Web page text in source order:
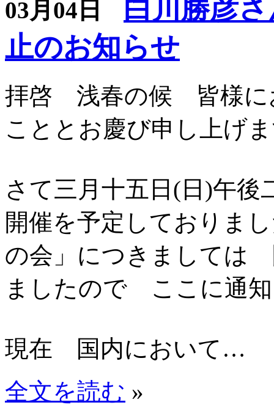
03月04日
白川勝彦
止のお知らせ
拝啓 浅春の候 皆様に
こととお慶び申し上げ
さて三月十五日(日)午
開催を予定しており
の会」につきましては
ましたので ここに通
現在 国内において…
全文を読む »